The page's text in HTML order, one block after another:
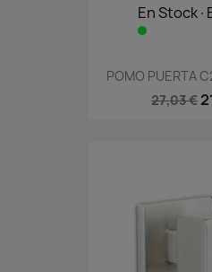
En
POMO PUERTA
27,03 €